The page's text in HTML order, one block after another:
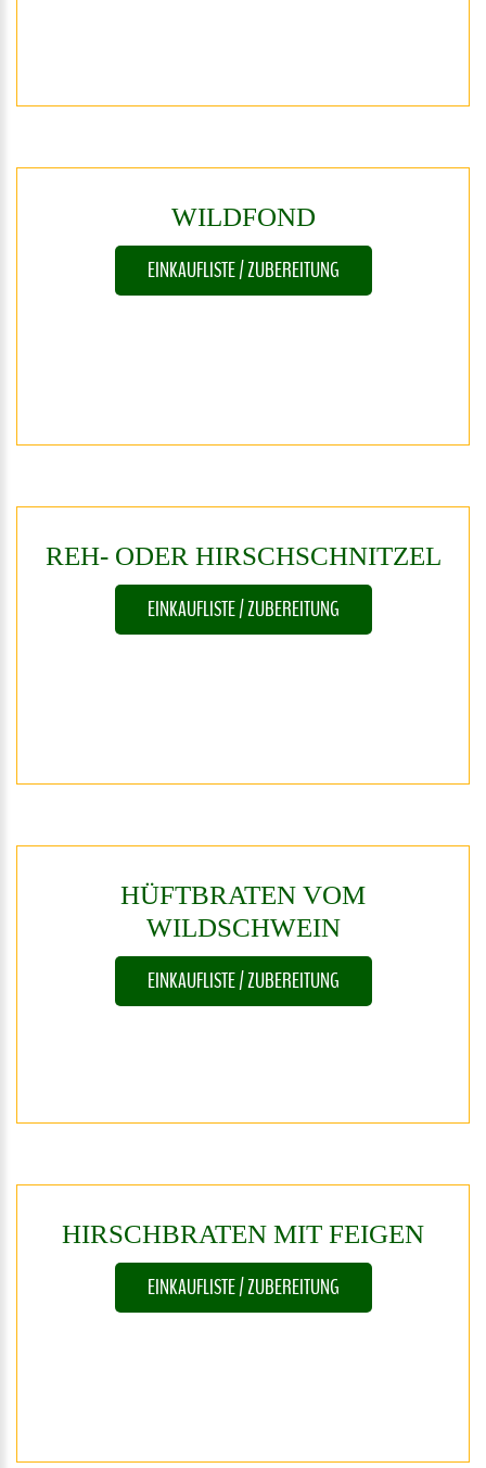
WILDFOND
EINKAUFLISTE / ZUBEREITUNG
REH- ODER HIRSCHSCHNITZEL
EINKAUFLISTE / ZUBEREITUNG
HÜFTBRATEN VOM
WILDSCHWEIN
EINKAUFLISTE / ZUBEREITUNG
HIRSCHBRATEN MIT FEIGEN
EINKAUFLISTE / ZUBEREITUNG